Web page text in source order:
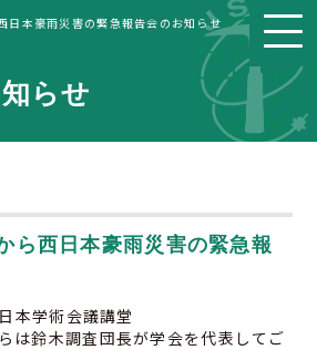
日本豪雨災害の緊急報告会のお知らせ
らせ
ら西日本豪雨災害の緊急報
本学術会議講堂
は鈴木調査団長が学会を代表してご